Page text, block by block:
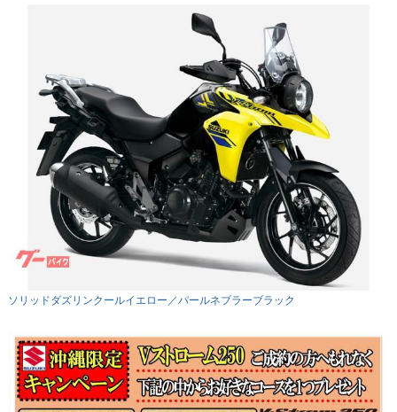
ソリッドダズリンクールイエロー／パールネブラーブラック